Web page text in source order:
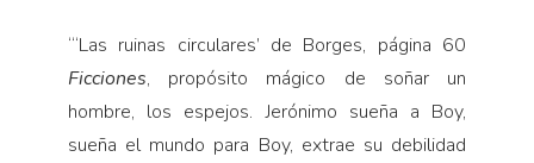
“‘Las ruinas circulares’ de Borges, página 60
Ficciones, propósito mágico de soñar un
hombre, los espejos. Je­rónimo sueña a Boy,
sueña el mundo para Boy, extrae su debilidad